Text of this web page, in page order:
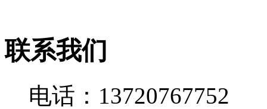
联系我们
电话：13720767752